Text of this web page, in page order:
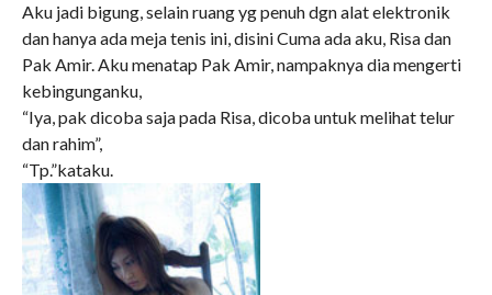
Aku jadi bigung, selain ruang yg penuh dgn alat elektronik
dan hanya ada meja tenis ini, disini Cuma ada aku, Risa dan
Pak Amir. Aku menatap Pak Amir, nampaknya dia mengerti
kebingunganku,
“Iya, pak dicoba saja pada Risa, dicoba untuk melihat telur
dan rahim”,
“Tp.”kataku.